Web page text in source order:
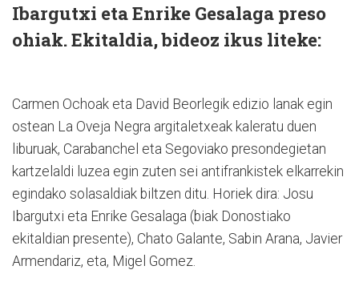
Ibargutxi eta Enrike Gesalaga preso
ohiak. Ekitaldia, bideoz ikus liteke:
Carmen Ochoak eta David Beorlegik edizio lanak egin
ostean La Oveja Negra argitaletxeak kaleratu duen
liburuak, Carabanchel eta Segoviako presondegietan
kartzelaldi luzea egin zuten sei antifrankistek elkarrekin
egindako solasaldiak biltzen ditu. Horiek dira: Josu
Ibargutxi eta Enrike Gesalaga (biak Donostiako
ekitaldian presente), Chato Galante, Sabin Arana, Javier
Armendariz, eta, Migel Gomez.